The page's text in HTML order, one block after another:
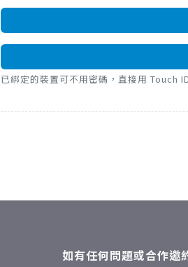
已綁定的裝置可不用密碼，直接用
如有任何問題或合作